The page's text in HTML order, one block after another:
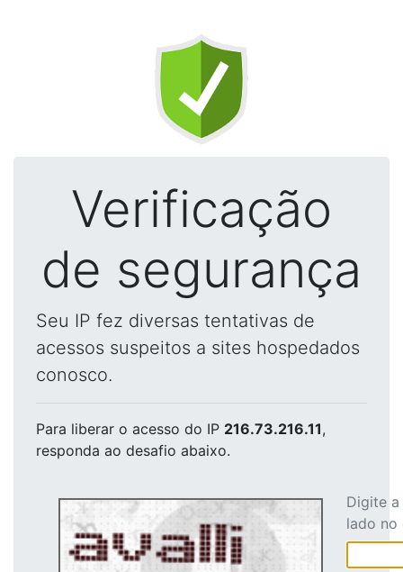
Verificação
de segurança
Seu IP fez diversas tentativas de
acessos suspeitos a sites hospedados
conosco.
Para liberar o acesso do IP 216.73.216.11,
responda ao desafio abaixo.
Digite
lado no